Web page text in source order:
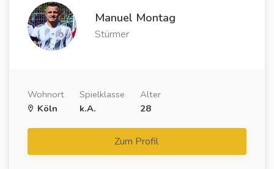
Manuel Montag
Stürmer
Wohnort
Köln
Spielklasse
k.A.
Alter
28
Zum Profil